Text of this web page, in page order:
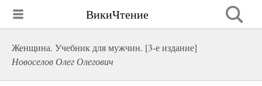
ВикиЧтение
Женщина. Учебник для мужчин. [3-е издание]
Новоселов Олег Олегович